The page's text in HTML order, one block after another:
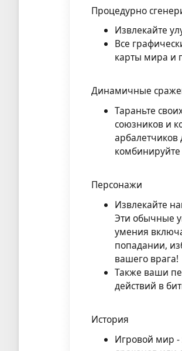
Процедурно
Извлекайте
Все
карты мира и
Динамичные
Тараньте
союзников и
Персонажи
Извлекайте
Эти обычные
умения
попадании,
вашего врага!
Также ваши
действий в
История
Игровой мир -